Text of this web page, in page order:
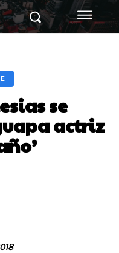
se
actriz